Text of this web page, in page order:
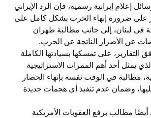
إعلام إيرانية رسمية، فإن الرد الإيراني
على ضرورة إنهاء الحرب بشكل كامل على
في لبنان، إلى جانب مطالبة طهران
عن الأضرار الناتجة عن الحرب.
التقارير، على تمسكها بسيادتها الكاملة
يمثل أحد أهم الممرات الاستراتيجية
مطالبة في الوقت نفسه بإنهاء الحصار
وضمان عدم تنفيذ أي هجمات جديدة
أيضًا مطالب برفع العقوبات الأمريكية